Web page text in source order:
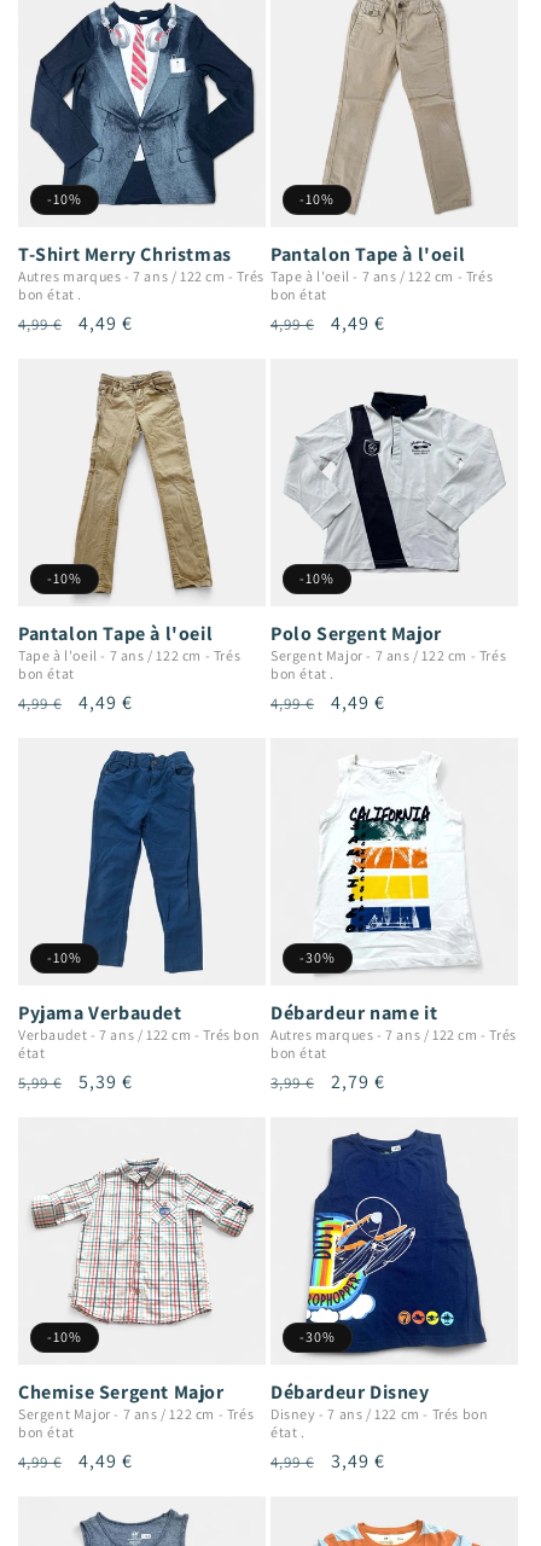
-10%
T-Shirt Merry Christmas
Autres marques -7 ans / 122 cm -Trés
bon état .
Prix
4,99 €
Prix
4,49 €
-10%
Pantalon Tape à l'oeil
Tape à l'oeil - 7 ans / 122 cm - Trés
bon état
Prix
4,99 €
Prix
4,49 €
-10%
Pantalon Tape à l'oeil
Tape à l'oeil - 7 ans / 122 cm - Trés
bon état
Prix
4,99 €
Prix
4,49 €
-10%
Polo Sergent Major
Sergent Major - 7 ans / 122 cm - Trés
bon état .
Prix
4,99 €
Prix
4,49 €
-10%
Pyjama Verbaudet
Verbaudet -7 ans / 122 cm -Trés bon
état
Prix
5,99 €
Prix
5,39 €
-30%
Débardeur name it
Autres marques -7 ans / 122 cm -Trés
bon état
Prix
3,99 €
Prix
2,79 €
-10%
Chemise Sergent Major
Sergent Major - 7 ans / 122 cm - Trés
bon état
Prix
4,99 €
Prix
4,49 €
-30%
Débardeur Disney
Disney -7 ans / 122 cm - Trés bon
état .
Prix
4,99 €
Prix
3,49 €